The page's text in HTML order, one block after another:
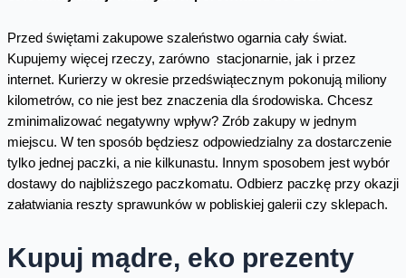
Przed świętami zakupowe szaleństwo ogarnia cały świat.
Kupujemy więcej rzeczy, zarówno stacjonarnie, jak i przez
internet. Kurierzy w okresie przedświątecznym pokonują miliony
kilometrów, co nie jest bez znaczenia dla środowiska. Chcesz
zminimalizować negatywny wpływ? Zrób zakupy w jednym
miejscu. W ten sposób będziesz odpowiedzialny za dostarczenie
tylko jednej paczki, a nie kilkunastu. Innym sposobem jest wybór
dostawy do najbliższego paczkomatu. Odbierz paczkę przy okazji
załatwiania reszty sprawunków w pobliskiej galerii czy sklepach.
Kupuj mądre, eko prezenty